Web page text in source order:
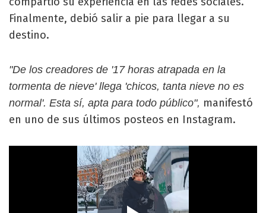
Finalmente, debió salir a pie para llegar a su
destino.
"De los creadores de '17 horas atrapada en la
tormenta de nieve' llega 'chicos, tanta nieve no es
normal'. Esta sí, apta para todo público", manifestó
en uno de sus últimos posteos en Instagram.